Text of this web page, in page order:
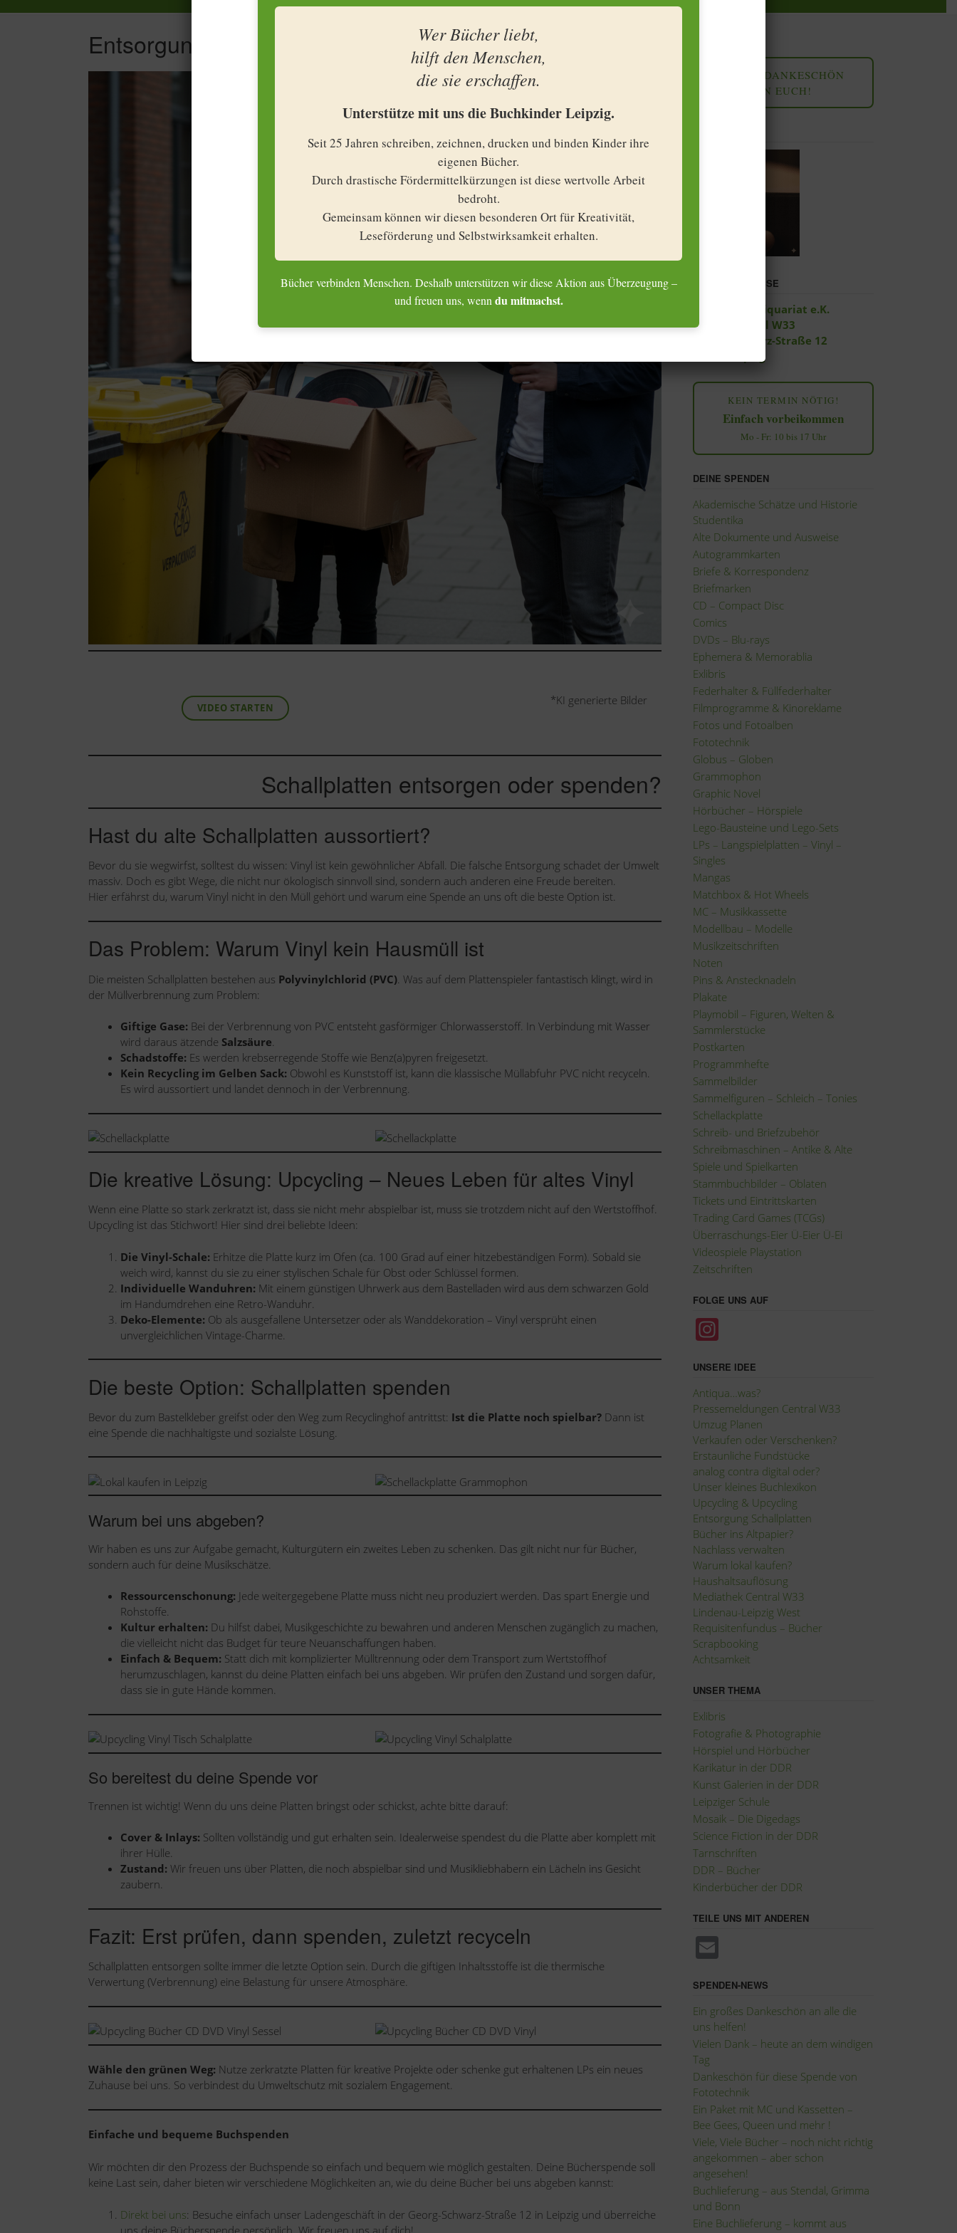
Entsorgung Schallplatten
VIDEO STARTEN
*KI generierte Bilder
Schallplatten entsorgen oder spenden?
Hast du alte Schallplatten aussortiert?
Bevor du sie wegwirfst, solltest du wissen: Vinyl ist kein gewöhnlicher Abfall. Die falsche Entsorgung schadet der Umwelt
massiv. Doch es gibt Wege, die nicht nur ökologisch sinnvoll sind, sondern auch anderen eine Freude bereiten.
Hier erfährst du, warum Vinyl nicht in den Müll gehört und warum eine Spende an uns oft die beste Option ist.
Das Problem: Warum Vinyl kein Hausmüll ist
Die meisten Schallplatten bestehen aus Polyvinylchlorid (PVC) . Was auf dem Plattenspieler fantastisch klingt, wird in
der Müllverbrennung zum Problem:
Giftige Gase: Bei der Verbrennung von PVC entsteht gasförmiger Chlorwasserstoff. In Verbindung mit Wasser
wird daraus ätzende Salzsäure.
Schadstoffe: Es werden krebserregende Stoffe wie Benz(a)pyren freigesetzt.
Kein Recycling im Gelben Sack: Obwohl es Kunststoff ist, kann die klassische Müllabfuhr PVC nicht recyceln.
Es wird aussortiert und landet dennoch in der Verbrennung.
Die kreative Lösung: Upcycling – Neues Leben für altes Vinyl
Wenn eine Platte so stark zerkratzt ist, dass sie nicht mehr abspielbar ist, muss sie trotzdem nicht auf den Wertstoffhof.
Upcycling ist das Stichwort! Hier sind drei beliebte Ideen:
Die Vinyl-Schale: Erhitze die Platte kurz im Ofen (ca. 100 Grad auf einer hitzebeständigen Form). Sobald sie
weich wird, kannst du sie zu einer stylischen Schale für Obst oder Schlüssel formen.
Individuelle Wanduhren: Mit einem günstigen Uhrwerk aus dem Bastelladen wird aus dem schwarzen Gold
im Handumdrehen eine Retro-Wanduhr.
Deko-Elemente: Ob als ausgefallene Untersetzer oder als Wanddekoration – Vinyl versprüht einen
unvergleichlichen Vintage-Charme.
Die beste Option: Schallplatten spenden
Bevor du zum Bastelkleber greifst oder den Weg zum Recyclinghof antrittst: Ist die Platte noch spielbar? Dann ist
eine Spende die nachhaltigste und sozialste Lösung.
Warum bei uns abgeben?
Wir haben es uns zur Aufgabe gemacht, Kulturgütern ein zweites Leben zu schenken. Das gilt nicht nur für Bücher,
sondern auch für deine Musikschätze.
Ressourcenschonung: Jede weitergegebene Platte muss nicht neu produziert werden. Das spart Energie und
Rohstoffe.
Kultur erhalten: Du hilfst dabei, Musikgeschichte zu bewahren und anderen Menschen zugänglich zu machen,
die vielleicht nicht das Budget für teure Neuanschaffungen haben.
Einfach & Bequem: Statt dich mit komplizierter Mülltrennung oder dem Transport zum Wertstoffhof
herumzuschlagen, kannst du deine Platten einfach bei uns abgeben. Wir prüfen den Zustand und sorgen dafür,
dass sie in gute Hände kommen.
So bereitest du deine Spende vor
Trennen ist wichtig! Wenn du uns deine Platten bringst oder schickst, achte bitte darauf:
Cover & Inlays: Sollten vollständig und gut erhalten sein. Idealerweise spendest du die Platte aber komplett mit
ihrer Hülle.
Zustand: Wir freuen uns über Platten, die noch abspielbar sind und Musikliebhabern ein Lächeln ins Gesicht
zaubern.
Fazit: Erst prüfen, dann spenden, zuletzt recyceln
Schallplatten entsorgen sollte immer die letzte Option sein. Durch die giftigen Inhaltsstoffe ist die thermische
Verwertung (Verbrennung) eine Belastung für unsere Atmosphäre.
Wähle den grünen Weg: Nutze zerkratzte Platten für kreative Projekte oder schenke gut erhaltenen LPs ein neues
Zuhause bei uns. So verbindest du Umweltschutz mit sozialem Engagement.
Einfache und bequeme Buchspenden
Wir möchten dir den Prozess der Buchspende so einfach und bequem wie möglich gestalten. Deine Bücherspende soll
keine Last sein, daher bieten wir verschiedene Möglichkeiten an, wie du deine Bücher bei uns abgeben kannst:
Direkt bei uns: Besuche einfach unser Ladengeschäft in der Georg-Schwarz-Straße 12 in Leipzig und überreiche
uns deine Bücherspende persönlich. Wir freuen uns auf dich!
UNSER DANKESCHÖN
AN EUCH!
UNSERE ADRESSE
Leipziger Antiquariat e.K.
Filiale Central W33
Georg-Schwarz-Straße 12
04177 Leipzig
KEIN TERMIN NÖTIG!
Einfach vorbeikommen
Mo - Fr: 10 bis 17 Uhr
DEINE SPENDEN
Akademische Schätze und Historie
Studentika
Alte Dokumente und Ausweise
Autogrammkarten
Briefe & Korrespondenz
Briefmarken
CD – Compact Disc
Comics
DVDs – Blu-rays
Ephemera & Memorablia
Exlibris
Federhalter & Füllfederhalter
Filmprogramme & Kinoreklame
Fotos und Fotoalben
Fototechnik
Globus – Globen
Grammophon
Graphic Novel
Hörbücher – Hörspiele
Lego-Bausteine und Lego-Sets
LPs – Langspielplatten – Vinyl –
Singles
Mangas
Matchbox & Hot Wheels
MC – Musikkassette
Modellbau – Modelle
Musikzeitschriften
Noten
Pins & Anstecknadeln
Plakate
Playmobil – Figuren, Welten &
Sammlerstücke
Postkarten
Programmhefte
Sammelbilder
Sammelfiguren – Schleich – Tonies
Schellackplatte
Schreib- und Briefzubehör
Schreibmaschinen – Antike & Alte
Spiele und Spielkarten
Stammbuchbilder – Oblaten
Tickets und Eintrittskarten
Trading Card Games (TCGs)
Überraschungs-Eier Ü-Eier Ü-Ei
Videospiele Playstation
Zeitschriften
FOLGE UNS AUF
a
gr
a
m
UNSERE IDEE
Antiqua…was?
Pressemeldungen Central W33
Umzug Planen
Verkaufen oder Verschenken?
Erstaunliche Fundstücke
analog contra digital oder?
Unser kleines Buchlexikon
Upcycling & Upcycling
Entsorgung Schallplatten
Bücher ins Altpapier?
Nachlass verwalten
Warum lokal kaufen?
Haushaltsauflösung
Mediathek Central W33
Lindenau-Leipzig West
Requisitenfundus – Bücher
Scrapbooking
Achtsamkeit
UNSER THEMA
Exlibris
Fotografie & Photographie
Hörspiel und Hörbücher
Karikatur in der DDR
Kunst Galerien in der DDR
Leipziger Schule
Mosaik – Die Digedags
Science Fiction in der DDR
Tarnschriften
DDR – Bücher
Kinderbücher der DDR
TEILE UNS MIT ANDEREN
ail
SPENDEN-NEWS
Ein großes Dankeschön an alle die
uns helfen!
Vielen Dank – heute an dem windigen
Tag
Dankeschön für diese Spende von
Fototechnik
Ein Paket mit MC und Kassetten –
Bee Gees, Queen und mehr !
Viele, Viele Bücher – noch nicht richtig
angekommen – aber schon
angesehen!
Buchlieferung – aus Stendal, Grimma
und Bonn
Eine Buchlieferung – kommt aus
Wer Bücher liebt,
hilft den Menschen,
die sie erschaffen.
Unterstütze mit uns die Buchkinder Leipzig.
Seit 25 Jahren schreiben, zeichnen, drucken und binden Kinder ihre
eigenen Bücher.
Durch drastische Fördermittelkürzungen ist diese wertvolle Arbeit
bedroht.
Gemeinsam können wir diesen besonderen Ort für Kreativität,
Leseförderung und Selbstwirksamkeit erhalten.
Bücher verbinden Menschen. Deshalb unterstützen wir diese Aktion aus Überzeugung –
und freuen uns, wenn du mitmachst.